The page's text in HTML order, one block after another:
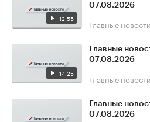
12:55
07.08.2026
Главные новости
14:25
Главные
07.08.2026
Главные новости
Главные
07.08.2026